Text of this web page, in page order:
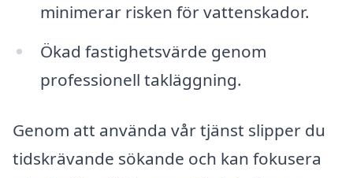
minimerar risken för vattenskador.
Ökad fastighetsvärde genom
professionell takläggning.
Genom att använda vår tjänst slipper du
tidskrävande sökande och kan fokusera